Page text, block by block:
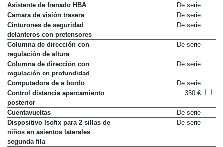
Asistente de frenado HBA
De serie
Camara de visión trasera
De serie
Cinturones de seguridad
delanteros con pretensores
De serie
Columna de dirección con
regulación de altura
De serie
Columna de dirección con
regulación en profundidad
De serie
Computadora de a bordo
De serie
Control distancia aparcamiento
posterior
350 €
Cuentavueltas
De serie
Dispositivo Isofix para 2 sillas de
niños en asientos laterales
segunda fila
De serie